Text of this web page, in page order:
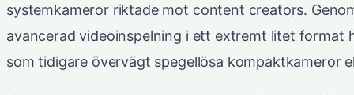
systemkameror riktade mot content creators.
avancerad videoinspelning i ett extremt litet
som tidigare övervägt spegellösa kompaktkameror